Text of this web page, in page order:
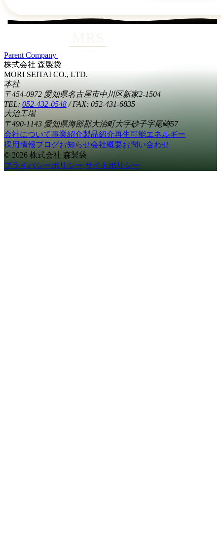
Parent Company
株式会社 森製袋
MORI SEITAI CO., LTD.
本社
〒454-0972 愛知県名古屋市中川区新家2-1504
TEL: 052-432-0548 /FAX: 052-431-6835
大治工場
〒490-1143 愛知県海部郡大治町大字砂子字尾崎57
会社について事業紹介製品紹介再生可能エネルギー
採用情報ブログお知らせ会社概要お問い合わせ
© 2026 株式会社 森製袋
プライバシーポリシー サイトポリシー